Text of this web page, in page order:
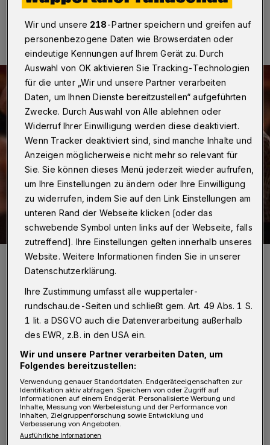
05.03.2025 , 09:30 Uhr 2 Minuten Lesezeit
Ausschnitt aus dem Filmplakat zu „Alle lieben Touda“.
Foto: Immergutefilme
M
it zwei Previews-Filmen, die einige
Zeit vor ihrem regulären
bundesweiten Kino-Release auf den
Wuppertaler Leinwänden gezeigt werde, baut
das Programm auf zwei Säulen, um
Frauenleben Sichtbarkeit zu verschaffen – die
Wir und unsere 218-Partner speichern und greifen auf
personenbezogene Daten wie Browserdaten oder
eindeutige Kennungen auf Ihrem Gerät zu. Durch
Auswahl von OK aktivieren Sie Tracking-Technologien
für die unter „Wir und unsere Partner verarbeiten
Daten, um Ihnen Dienste bereitzustellen“ aufgeführten
Zwecke. Durch Auswahl von Alle ablehnen oder
Widerruf Ihrer Einwilligung werden diese deaktiviert.
Wenn Tracker deaktiviert sind, sind manche Inhalte und
Anzeigen möglicherweise nicht mehr so relevant für
Sie. Sie können dieses Menü jederzeit wieder aufrufen,
um Ihre Einstellungen zu ändern oder Ihre Einwilligung
zu widerrufen, indem Sie auf den Link Einstellungen am
unteren Rand der Webseite klicken [oder das
schwebende Symbol unten links auf der Webseite, falls
zutreffend]. Ihre Einstellungen gelten innerhalb unseres
Website. Weitere Informationen finden Sie in unserer
Datenschutzerklärung.
Ihre Zustimmung umfasst alle wuppertaler-
rundschau.de-Seiten und schließt gem. Art. 49 Abs. 1 S.
1 lit. a DSGVO auch die Datenverarbeitung außerhalb
des EWR, z.B. in den USA ein.
Wir und unsere Partner verarbeiten Daten, um
Folgendes bereitzustellen:
Verwendung genauer Standortdaten. Endgeräteeigenschaften zur
Identifikation aktiv abfragen. Speichern von oder Zugriff auf
Informationen auf einem Endgerät. Personalisierte Werbung und
Inhalte, Messung von Werbeleistung und der Performance von
Inhalten, Zielgruppenforschung sowie Entwicklung und
Verbesserung von Angeboten.
Ausführliche Informationen